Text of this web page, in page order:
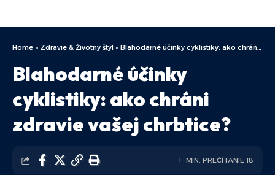
Home » Zdravie & Životný štýl » Blahodarné účinky cyklistiky: ako chráni zdravie vašej chrbtice?
Blahodarné účinky
cyklistiky: ako chráni
zdravie vašej chrbtice?
MIN. PREČÍTANIE 18